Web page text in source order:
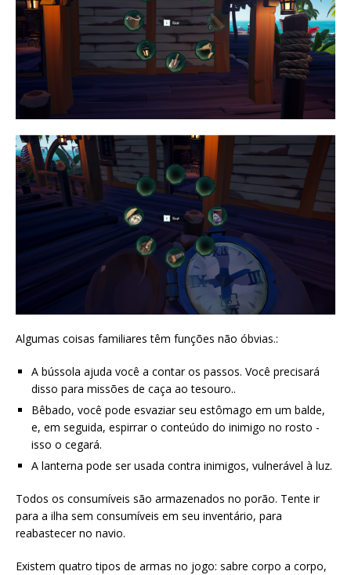
Algumas coisas familiares têm funções não óbvias.:
A bússola ajuda você a contar os passos. Você precisará
disso para missões de caça ao tesouro..
Bêbado, você pode esvaziar seu estômago em um balde,
e, em seguida, espirrar o conteúdo do inimigo no rosto -
isso o cegará.
A lanterna pode ser usada contra inimigos, vulnerável à luz.
Todos os consumíveis são armazenados no porão. Tente ir
para a ilha sem consumíveis em seu inventário, para
reabastecer no navio.
Existem quatro tipos de armas no jogo: sabre corpo a corpo,